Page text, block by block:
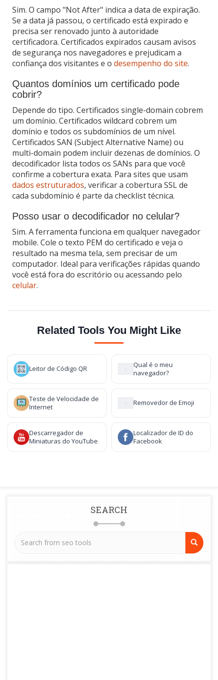
Sim. O campo "Not After" indica a data de expiração.
Se a data já passou, o certificado está expirado e
precisa ser renovado junto à autoridade
certificadora. Certificados expirados causam avisos
de segurança nos navegadores e prejudicam a
confiança dos visitantes e o desempenho do site.
Quantos domínios um certificado pode
cobrir?
Depende do tipo. Certificados single-domain cobrem
um domínio. Certificados wildcard cobrem um
domínio e todos os subdomínios de um nível.
Certificados SAN (Subject Alternative Name) ou
multi-domain podem incluir dezenas de domínios. O
decodificador lista todos os SANs para que você
confirme a cobertura exata. Para sites que usam
dados estruturados, verificar a cobertura SSL de
cada subdomínio é parte da checklist técnica.
Posso usar o decodificador no celular?
Sim. A ferramenta funciona em qualquer navegador
mobile. Cole o texto PEM do certificado e veja o
resultado na mesma tela, sem precisar de um
computador. Ideal para verificações rápidas quando
você está fora do escritório ou acessando pelo
celular.
Related Tools You Might Like
Leitor de Código QR
Qual é o meu
navegador?
Teste de Velocidade de
Internet
Removedor de Emoji
Descarregador de
Miniaturas do YouTube
Localizador de ID do
Facebook
SEARCH